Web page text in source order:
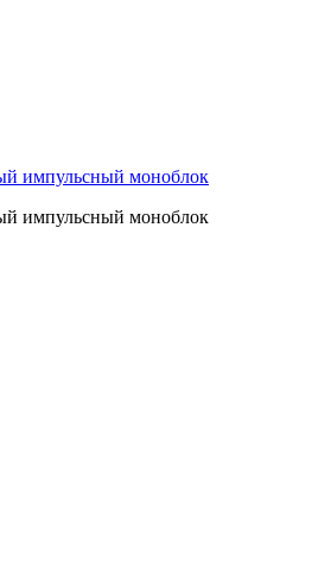
импульсный моноблок
импульсный моноблок